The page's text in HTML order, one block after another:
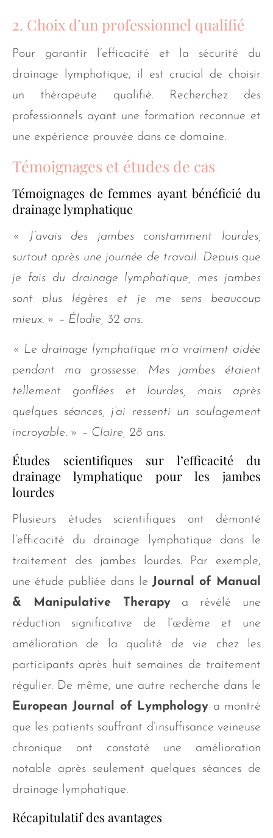
2. Choix d’un professionnel qualifié
Pour garantir l’efficacité et la sécurité du
drainage lymphatique, il est crucial de choisir
un thérapeute qualifié. Recherchez des
professionnels ayant une formation reconnue et
une expérience prouvée dans ce domaine.
Témoignages et études de cas
Témoignages de femmes ayant bénéficié du
drainage lymphatique
« J’avais des jambes constamment lourdes,
surtout après une journée de travail. Depuis que
je fais du drainage lymphatique, mes jambes
sont plus légères et je me sens beaucoup
mieux. » – Élodie, 32 ans.
« Le drainage lymphatique m’a vraiment aidée
pendant ma grossesse. Mes jambes étaient
tellement gonflées et lourdes, mais après
quelques séances, j’ai ressenti un soulagement
incroyable. » – Claire, 28 ans.
Études scientifiques sur l’efficacité du
drainage lymphatique pour les jambes
lourdes
Plusieurs études scientifiques ont démonté
l’efficacité du drainage lymphatique dans le
traitement des jambes lourdes. Par exemple,
une étude publiée dans le Journal of Manual
& Manipulative Therapya révélé une
réduction significative de l’œdème et une
amélioration de la qualité de vie chez les
participants après huit semaines de traitement
régulier. De même, une autre recherche dans le
European Journal of Lymphology a montré
que les patients souffrant d’insuffisance veineuse
chronique ont constaté une amélioration
notable après seulement quelques séances de
drainage lymphatique.
Récapitulatif des avantages